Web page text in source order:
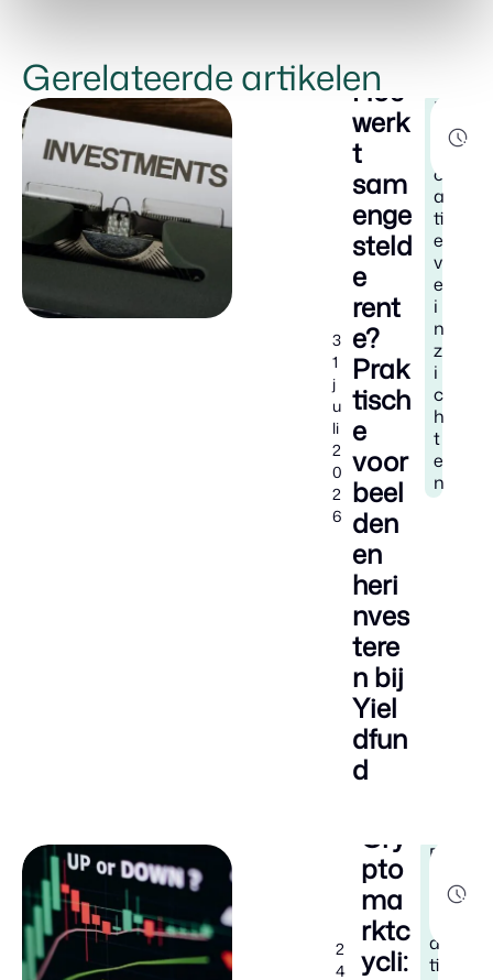
Gerelateerde artikelen
3
1
j
u
li
2
0
2
6
E
c
a
ti
e
v
e
i
n
z
i
c
h
t
e
n
Hoe
werk
t
sam
enge
steld
e
rent
e?
Prak
tisch
e
voor
beel
den
en
heri
nves
tere
n bij
Yiel
dfun
d
2
4
E
a
ti
Cry
pto
ma
rktc
ycli: